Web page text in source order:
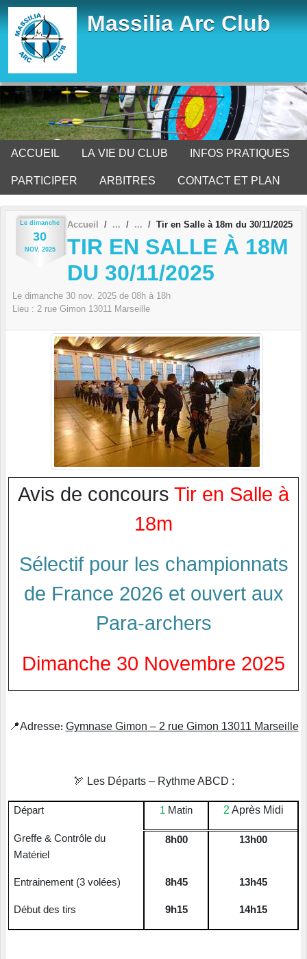
Massilia Arc Club
ACCUEIL LA VIE DU CLUB INFOS PRATIQUES
PARTICIPER ARBITRES CONTACT ET PLAN
Le dimanche
30
NOV. 2025
Accueil Tir en Salle à 18m du 30/11/2025
TIR EN SALLE À 18M
DU 30/11/2025
Le dimanche 30 nov. 2025 de 08h à 18h
Lieu : 2 rue Gimon 13011 Marseille
Avis de concours Tir en Salle à
18m
Sélectif pour les championnats
de France 2026 et ouvert aux
Para-archers
Dimanche 30 Novembre 2025
📍Adresse: Gymnase Gimon – 2 rue Gimon 13011 Marseille
🏹 Les Départs – Rythme ABCD :
Départ 1 Matin 2 Après Midi
Greffe & Contrôle du
Matériel
8h00 13h00
Entrainement (3 volées) 8h45 13h45
Début des tirs 9h15 14h15
Panneau de gestion des cookies